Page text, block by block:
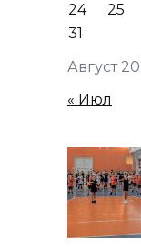
Август
24
25
31
« Июл